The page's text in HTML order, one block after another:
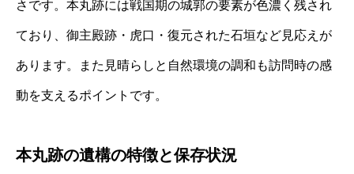
さです。本丸跡には戦国期の城郭の要素が色濃く残され
ており、御主殿跡・虎口・復元された石垣など見応えが
あります。また見晴らしと自然環境の調和も訪問時の感
動を支えるポイントです。
本丸跡の遺構の特徴と保存状況